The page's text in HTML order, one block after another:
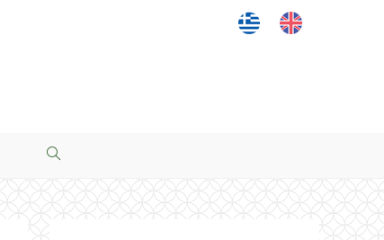
Toggle
Website